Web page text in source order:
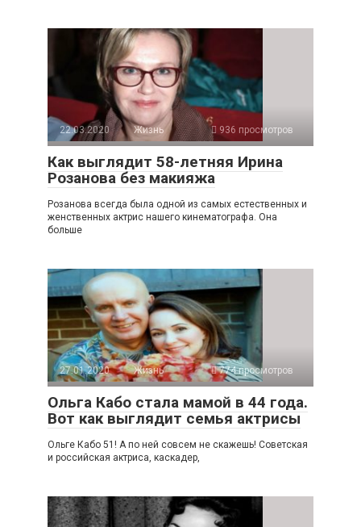
22.03.2020 Жизнь 936 просмотров
Как выглядит 58-летняя Ирина
Розанова без макияжа
Розанова всегда была одной из самых естественных и
женственных актрис нашего кинематографа. Она
больше
27.01.2020 Жизнь 774 просмотров
Ольга Кабо стала мамой в 44 года.
Вот как выглядит семья актрисы
Ольге Кабо 51! А по ней совсем не скажешь! Советская
и российская актриса, каскадер,